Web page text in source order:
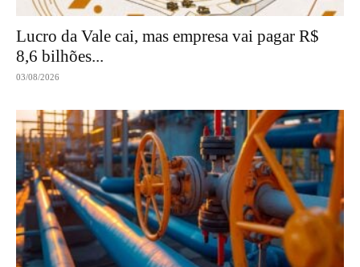
Lucro da Vale cai, mas empresa vai pagar R$
8,6 bilhões...
03/08/2026